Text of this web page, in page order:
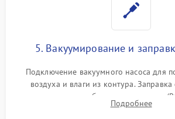
5. Вакуумирование и
Подключение вакуумного насоса для
воздуха и влаги из контура. Заправка
дозированным объемом хладагента
электронным весам. Контроль рабочего
Подробнее